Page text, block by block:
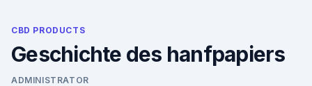
CBD PRODUCTS
Geschichte des hanfpapiers
ADMINISTRATOR